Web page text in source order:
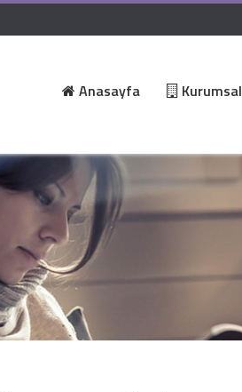
Anasayfa Kurumsal